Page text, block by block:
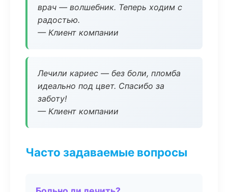
врач — волшебник. Теперь ходим с
радостью.
— Клиент компании
Лечили кариес — без боли, пломба
идеально под цвет. Спасибо за
заботу!
— Клиент компании
Часто задаваемые вопросы